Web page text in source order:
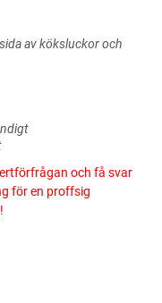
av köksluckor och
och få svar
för en proffsig